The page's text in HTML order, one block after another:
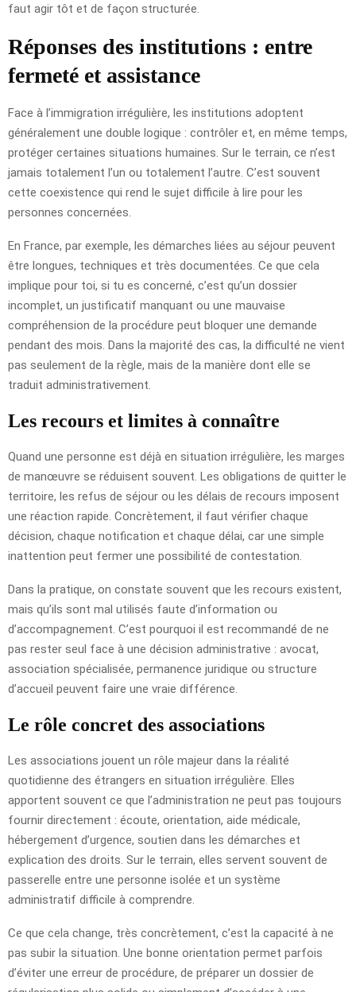
faut agir tôt et de façon structurée.
Réponses des institutions : entre
fermeté et assistance
Face à l’immigration irrégulière, les institutions adoptent
généralement une double logique : contrôler et, en même temps,
protéger certaines situations humaines. Sur le terrain, ce n’est
jamais totalement l’un ou totalement l’autre. C’est souvent
cette coexistence qui rend le sujet difficile à lire pour les
personnes concernées.
En France, par exemple, les démarches liées au séjour peuvent
être longues, techniques et très documentées. Ce que cela
implique pour toi, si tu es concerné, c’est qu’un dossier
incomplet, un justificatif manquant ou une mauvaise
compréhension de la procédure peut bloquer une demande
pendant des mois. Dans la majorité des cas, la difficulté ne vient
pas seulement de la règle, mais de la manière dont elle se
traduit administrativement.
Les recours et limites à connaître
Quand une personne est déjà en situation irrégulière, les marges
de manœuvre se réduisent souvent. Les obligations de quitter le
territoire, les refus de séjour ou les délais de recours imposent
une réaction rapide. Concrètement, il faut vérifier chaque
décision, chaque notification et chaque délai, car une simple
inattention peut fermer une possibilité de contestation.
Dans la pratique, on constate souvent que les recours existent,
mais qu’ils sont mal utilisés faute d’information ou
d’accompagnement. C’est pourquoi il est recommandé de ne
pas rester seul face à une décision administrative : avocat,
association spécialisée, permanence juridique ou structure
d’accueil peuvent faire une vraie différence.
Le rôle concret des associations
Les associations jouent un rôle majeur dans la réalité
quotidienne des étrangers en situation irrégulière. Elles
apportent souvent ce que l’administration ne peut pas toujours
fournir directement : écoute, orientation, aide médicale,
hébergement d’urgence, soutien dans les démarches et
explication des droits. Sur le terrain, elles servent souvent de
passerelle entre une personne isolée et un système
administratif difficile à comprendre.
Ce que cela change, très concrètement, c’est la capacité à ne
pas subir la situation. Une bonne orientation permet parfois
d’éviter une erreur de procédure, de préparer un dossier de